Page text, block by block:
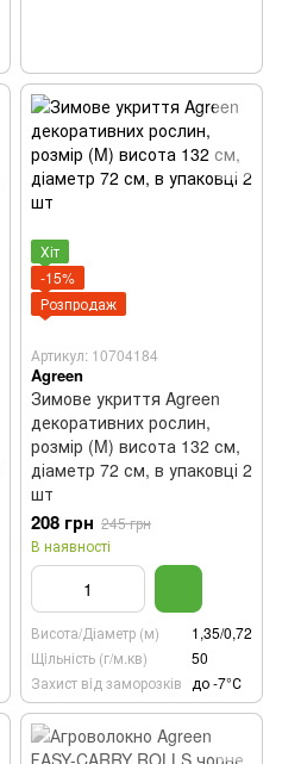
Хіт
-15%
Розпродаж
Артикул: 10704184
Agreen
Зимове укриття Agreen
декоративних рослин,
розмір (M) висота 132 см,
діаметр 72 см, в упаковці 2
шт
208 грн 245 грн
В наявності
Висота/Діаметр (м)
1,35/0,72
Щiльність (г/м.кв)
50
Захист вiд заморозків до -7°С